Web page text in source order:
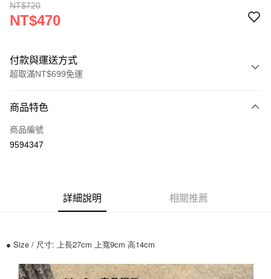
NT$720
NT$470
付款與運送方式
超取滿NT$699免運
信用卡一次付款
超商取貨付款
全家付款取貨
7-11付款取貨
每筆NT$70，滿NT$699(含以上)免運費
商品特色
商品編號
9594347
詳細說明 相關推薦
● Size / 尺寸: 上長27cm 上寬9cm 高14cm